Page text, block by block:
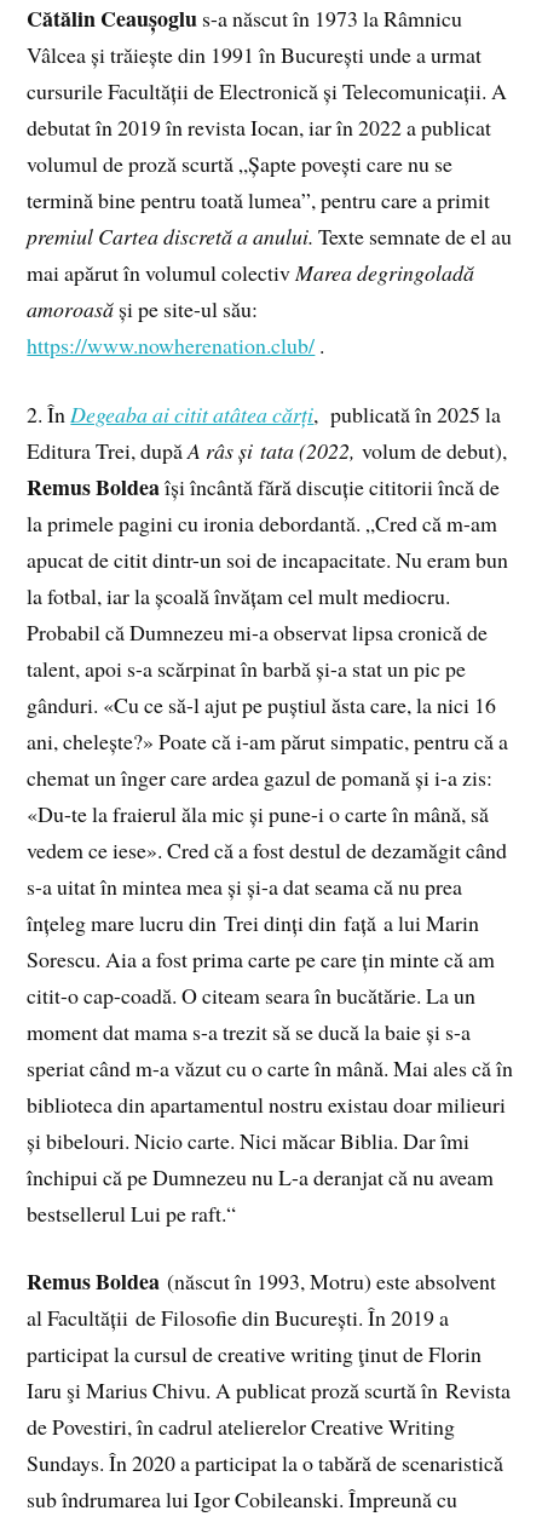
Cătălin Ceaușoglu s-a născut în 1973 la Râmnicu
Vâlcea și trăiește din 1991 în București unde a urmat
cursurile Facultății de Electronică și Telecomunicații. A
debutat în 2019 în revista Iocan, iar în 2022 a publicat
volumul de proză scurtă „Șapte povești care nu se
termină bine pentru toată lumea”, pentru care a primit
premiul Cartea discretă a anului. Texte semnate de el au
mai apărut în volumul colectivMarea degringoladă
amoroasă și pe site-ul său:
https://www.nowherenation.club/ .
2. În Degeaba ai citit atâtea cărți, publicată în 2025 la
Editura Trei, dupăA râs și tata (2022,volum de debut),
Remus Boldeaîși încântă fără discuție cititorii încă de
la primele pagini cu ironia debordantă. „Cred că m-am
apucat de citit dintr-un soi de incapacitate. Nu eram bun
la fotbal, iar la școală învățam cel mult mediocru.
Probabil că Dumnezeu mi-a observat lipsa cronică de
talent, apoi s-a scărpinat în barbă și-a stat un pic pe
gânduri. «Cu ce să-l ajut pe puștiul ăsta care, la nici 16
ani, chelește?» Poate că i-am părut simpatic, pentru că a
chemat un înger care ardea gazul de pomană și i-a zis:
«Du-te la fraierul ăla mic și pune-i o carte în mână, să
vedem ce iese». Cred că a fost destul de dezamăgit când
s-a uitat în mintea mea și și-a dat seama că nu prea
înțeleg mare lucru din Trei dinți din față a lui Marin
Sorescu. Aia a fost prima carte pe care țin minte că am
citit-o cap-coadă. O citeam seara în bucătărie. La un
moment dat mama s-a trezit să se ducă la baie și s-a
speriat când m-a văzut cu o carte în mână. Mai ales că în
biblioteca din apartamentul nostru existau doar milieuri
și bibelouri. Nicio carte. Nici măcar Biblia. Dar îmi
închipui că pe Dumnezeu nu L-a deranjat că nu aveam
bestsellerul Lui pe raft.“
Remus Boldea(născut în 1993, Motru) este absolvent
al Facultății de Filosofie din București. În 2019 a
participat la cursul de creative writing ţinut de Florin
Iaru şi Marius Chivu. A publicat proză scurtă în Revista
de Povestiri, în cadrul atelierelor Creative Writing
Sundays. În 2020 a participat la o tabără de scenaristică
sub îndrumarea lui Igor Cobileanski. Împreună cu